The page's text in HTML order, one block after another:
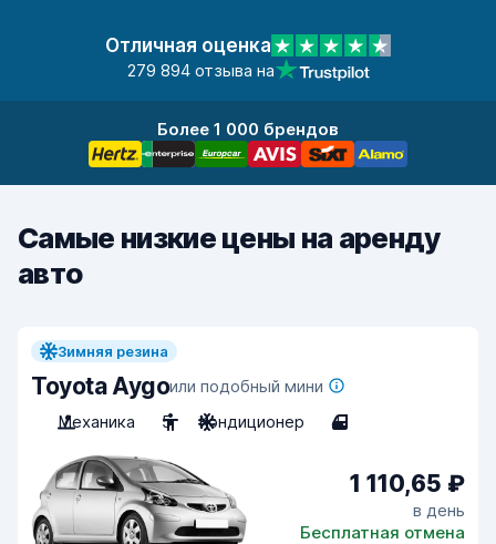
Отличная оценка
279 894 отзыва на
Более 1 000 брендов
Самые низкие цены на аренду
авто
Зимняя резина
Toyota Aygoили подобный мини
Механика
5 Кондиционер 4
1 110,65 ₽
в день
Бесплатная отмена